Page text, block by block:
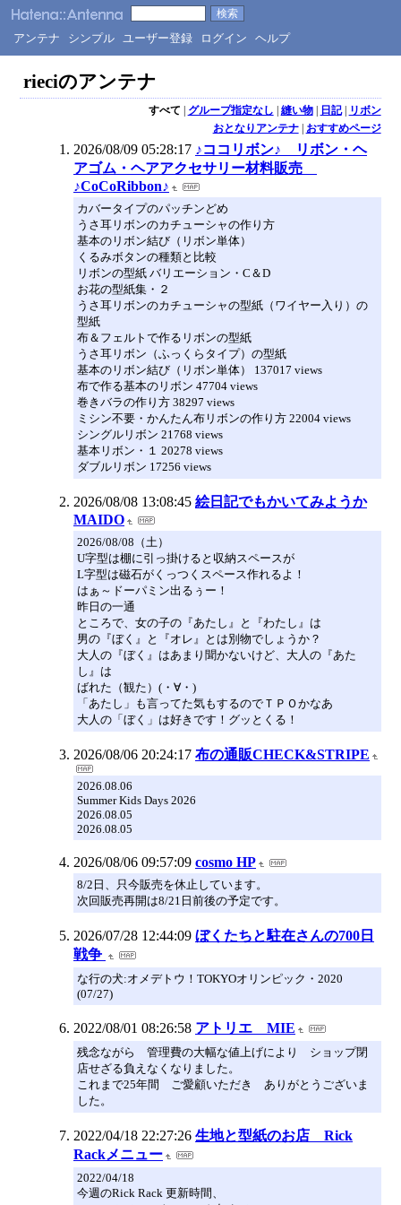
アンテナ シンプル ユーザー登録 ログイン ヘルプ
rieciのアンテナ
すべて | グループ指定なし | 縫い物| 日記| リボン
おとなりアンテナ| おすすめページ
2026/08/09 05:28:17 ♪ココリボン♪ リボン・ヘ
アゴム・ヘアアクセサリー材料販売
♪CoCoRibbon♪
カバータイプのパッチンどめ
うさ耳リボンのカチューシャの作り方
基本のリボン結び（リボン単体）
くるみボタンの種類と比較
リボンの型紙 バリエーション・C＆D
お花の型紙集・２
うさ耳リボンのカチューシャの型紙（ワイヤー入り）の
型紙
布＆フェルトで作るリボンの型紙
うさ耳リボン（ふっくらタイプ）の型紙
基本のリボン結び（リボン単体） 137017 views
布で作る基本のリボン 47704 views
巻きバラの作り方 38297 views
ミシン不要・かんたん布リボンの作り方 22004 views
シングルリボン 21768 views
基本リボン・１ 20278 views
ダブルリボン 17256 views
2026/08/08 13:08:45 絵日記でもかいてみようか
MAIDO
2026/08/08（土）
U字型は棚に引っ掛けると収納スペースが
L字型は磁石がくっつくスペース作れるよ！
はぁ～ドーパミン出るぅー！
昨日の一通
ところで、女の子の『あたし』と『わたし』は
男の『ぼく』と『オレ』とは別物でしょうか？
大人の『ぼく』はあまり聞かないけど、大人の『あた
し』は
ばれた（観た）(・∀・)
「あたし」も言ってた気もするのでＴＰＯかなあ
大人の「ぼく」は好きです！グッとくる！
2026/08/06 20:24:17 布の通販CHECK&STRIPE
2026.08.06
Summer Kids Days 2026
2026.08.05
2026.08.05
2026/08/06 09:57:09 cosmo HP
8/2日、只今販売を休止しています。
次回販売再開は8/21日前後の予定です。
2026/07/28 12:44:09 ぼくたちと駐在さんの700日
戦争
な行の犬:オメデトウ！TOKYOオリンピック・2020
(07/27)
2022/08/01 08:26:58 アトリエ MIE
残念ながら 管理費の大幅な値上げにより ショップ閉
店せざる負えなくなりました。
これまで25年間 ご愛顧いただき ありがとうございま
した。
2022/04/18 22:27:26 生地と型紙のお店 Rick
Rackメニュー
2022/04/18
今週のRick Rack 更新時間、